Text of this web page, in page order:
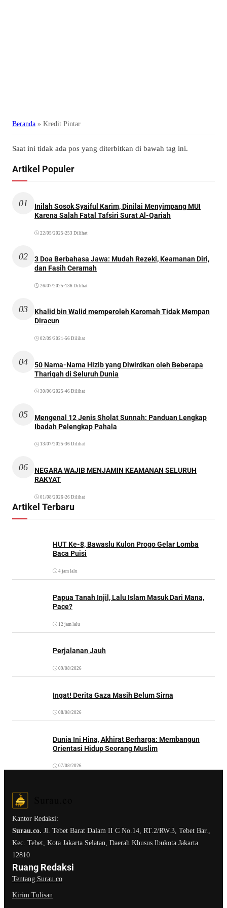
Beranda » Kredit Pintar
Saat ini tidak ada pos yang diterbitkan di bawah tag ini.
Artikel Populer
01
Inilah Sosok Syaiful Karim, Dinilai Menyimpang MUI
Karena Salah Fatal Tafsiri Surat Al-Qariah
22/05/2025 •253 Dilihat
02
3 Doa Berbahasa Jawa: Mudah Rezeki, Keamanan Diri,
dan Fasih Ceramah
26/07/2025 •136 Dilihat
03
Khalid bin Walid memperoleh Karomah Tidak Mempan
Diracun
02/09/2021 •56 Dilihat
04
50 Nama-Nama Hizib yang Diwirdkan oleh Beberapa
Thariqah di Seluruh Dunia
30/06/2025 •46 Dilihat
05
Mengenal 12 Jenis Sholat Sunnah: Panduan Lengkap
Ibadah Pelengkap Pahala
13/07/2025 •36 Dilihat
06
NEGARA WAJIB MENJAMIN KEAMANAN SELURUH
RAKYAT
01/08/2026•26 Dilihat
Artikel Terbaru
HUT Ke-8, Bawaslu Kulon Progo Gelar Lomba
Baca Puisi
4 jam lalu
Papua Tanah Injil, Lalu Islam Masuk Dari Mana,
Pace?
12 jam lalu
Perjalanan Jauh
09/08/2026
Ingat! Derita Gaza Masih Belum Sirna
08/08/2026
Dunia Ini Hina, Akhirat Berharga: Membangun
Orientasi Hidup Seorang Muslim
07/08/2026
Kantor Redaksi:
Surau.co. Jl. Tebet Barat Dalam II C No.14, RT.2/RW.3, Tebet Bar.,
Kec. Tebet, Kota Jakarta Selatan, Daerah Khusus Ibukota Jakarta
12810
Ruang Redaksi
Tentang Surau.co
Kirim Tulisan